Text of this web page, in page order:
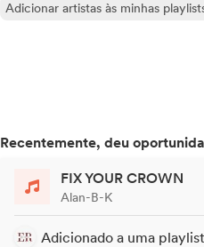
Adicionar artistas às minhas
Recentemente, deu
FIX YOUR CROWN
Alan-B-K
Adicionado a uma playlist